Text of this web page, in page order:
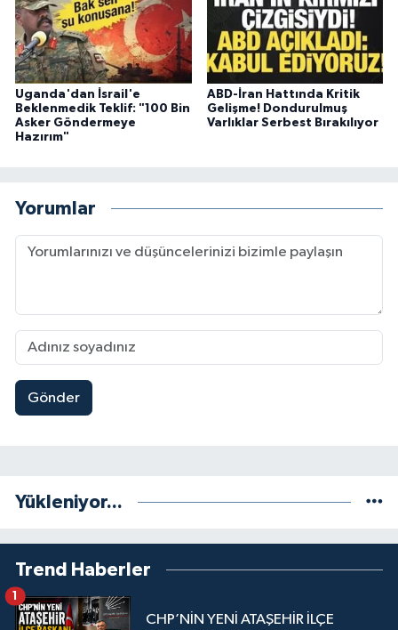
Uganda'dan İsrail'e
Beklenmedik Teklif: "100 Bin
Asker Göndermeye
Hazırım"
ABD-İran Hattında Kritik
Gelişme! Dondurulmuş
Varlıklar Serbest Bırakılıyor
Yorumlar
Gönder
Yükleniyor...
Trend Haberler
CHP’NİN YENİ ATAŞEHİR İLÇE
1